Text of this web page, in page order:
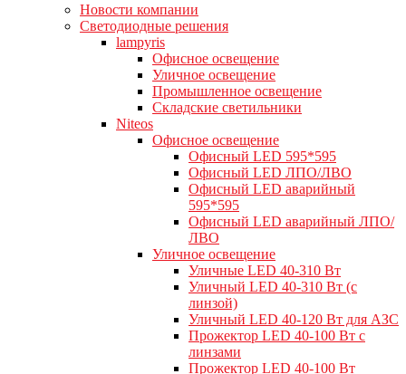
Новости компании
Светодиодные решения
lampyris
Офисное освещение
Уличное освещение
Промышленное освещение
Складские светильники
Niteos
Офисное освещение
Офисный LED 595*595
Офисный LED ЛПО/ЛВО
Офисный LED аварийный
595*595
Офисный LED аварийный ЛПО/
ЛВО
Уличное освещение
Уличные LED 40-310 Вт
Уличный LED 40-310 Вт (с
линзой)
Уличный LED 40-120 Вт для АЗС
Прожектор LED 40-100 Вт с
линзами
Прожектор LED 40-100 Вт